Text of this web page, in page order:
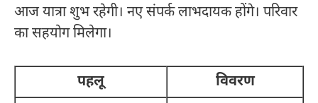
आज यात्रा शुभ रहेगी। नए संपर्क लाभदायक होंगे। परिवार
का सहयोग मिलेगा।
पहलू
विवरण